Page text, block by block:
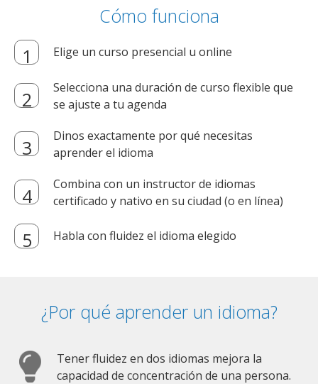
Cómo funciona
Elige un curso presencial u online
Selecciona una duración de curso flexible que
se ajuste a tu agenda
Dinos exactamente por qué necesitas
aprender el idioma
Combina con un instructor de idiomas
certificado y nativo en su ciudad (o en línea)
Habla con fluidez el idioma elegido
¿Por qué aprender un idioma?
Tener fluidez en dos idiomas mejora la
capacidad de concentración de una persona.